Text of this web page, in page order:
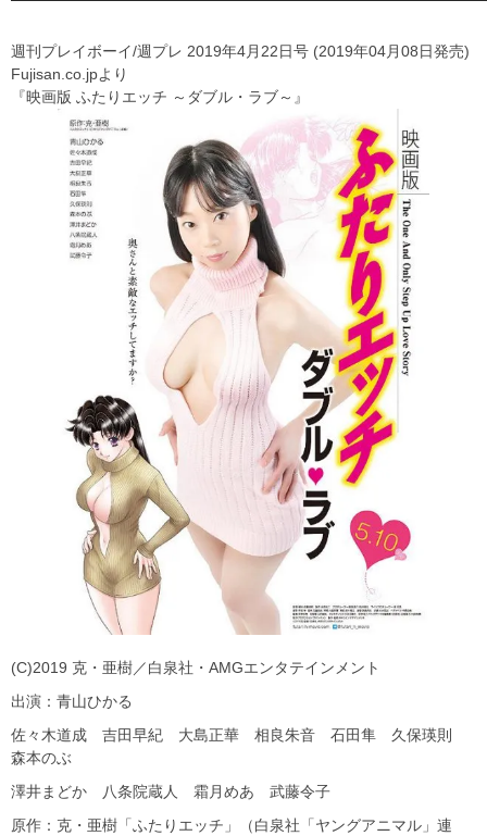
週刊プレイボーイ/週プレ 2019年4月22日号 (2019年04月08日発売)
Fujisan.co.jpより
『映画版 ふたりエッチ ～ダブル・ラブ～』
(C)2019 克・亜樹／白泉社・AMGエンタテインメント
出演：青山ひかる
佐々木道成 吉田早紀 大島正華 相良朱音 石田隼 久保瑛則
森本のぶ
澤井まどか 八条院蔵人 霜月めあ 武藤令子
原作：克・亜樹「ふたりエッチ」（白泉社「ヤングアニマル」連